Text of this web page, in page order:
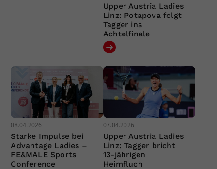
Upper Austria Ladies
Linz: Potapova folgt
Tagger ins
Achtelfinale
08.04.2026
Starke Impulse bei
Advantage Ladies –
FE&MALE Sports
Conference
07.04.2026
Upper Austria Ladies
Linz: Tagger bricht
13-jährigen
Heimfluch